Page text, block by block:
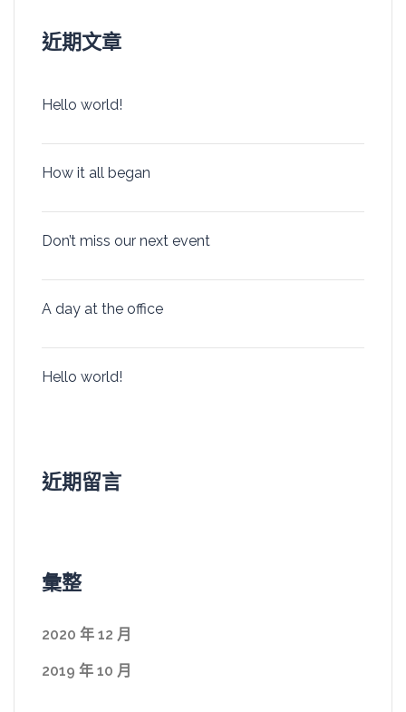
近期文章
Hello world!
How it all began
Don’t miss our next event
A day at the office
Hello world!
近期留言
彙整
2020 年 12 月
2019 年 10 月